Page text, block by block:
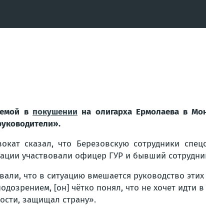
в покушении на олигарха Ермолаева в
сказал, что Березовскую сотрудники
участвовали офицер ГУР и бывший
что в ситуацию вмешается руководство этих
[он] чётко понял, что не хочет идти в
защищал страну».